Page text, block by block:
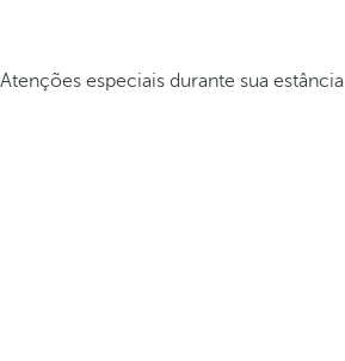
Atenções especiais durante sua estância